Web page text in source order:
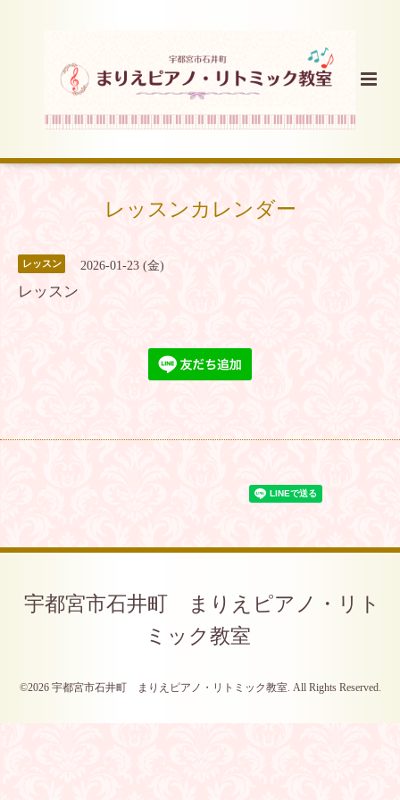
レッスンカレンダー
レッスン 2026-01-23 (金)
レッスン
宇都宮市石井町 まりえピアノ・リト
ミック教室
©2026 宇都宮市石井町 まりえピアノ・リトミック教室. All Rights Reserved.